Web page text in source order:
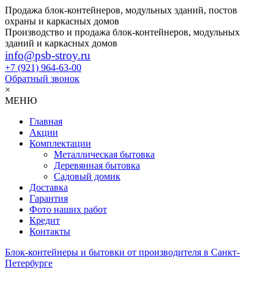
Продажа блок-контейнеров, модульных зданий, постов
охраны и каркасных домов
Производство и продажа блок-контейнеров, модульных
зданий и каркасных домов
info@psb-stroy.ru
+7 (921) 964-63-00
Обратный звонок
×
МЕНЮ
Главная
Акции
Комплектации
Металлическая бытовка
Деревянная бытовка
Садовый домик
Доставка
Гарантия
Фото наших работ
Кредит
Контакты
Блок-контейнеры и бытовки от производителя в Санкт-
Петербурге